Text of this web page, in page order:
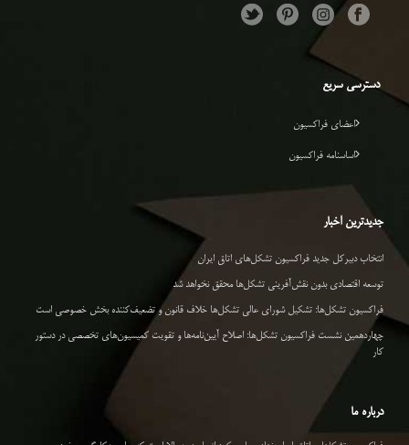
دسترسی سریع
اعضای فراکسیون
اساسنامه فراکسیون
جدیدترین اخبار
انتخاب دبیرکل جدید فراکسیون تشکل‌های اتاق ایران
توسعه اقتصادی بدون نقش‌آفرینی تشکل‌ها محقق نخواهد شد
فراکسیون تشکل‌ها: تشکیل شورای عالی تشکل‌ها خلاف قانون و تضعیف‌کننده بخش خصوصی است
چهاردهمین نشست فراکسیون تشکل‌ها: اصلاح آیین‌نامه‌ها و تقویت کمیسیون‌های تخصصی در دستور
کار
درباره ما